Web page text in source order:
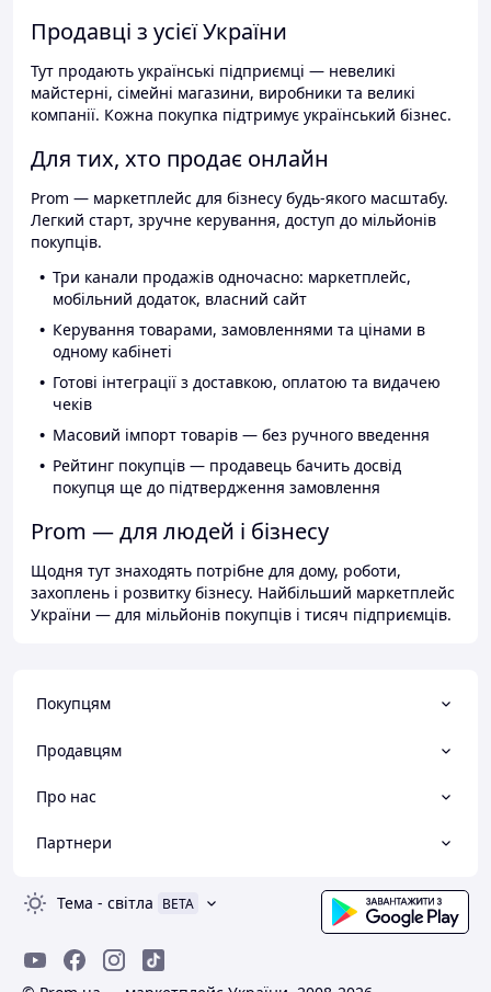
Продавці з усієї України
Тут продають українські підприємці — невеликі
майстерні, сімейні магазини, виробники та великі
компанії. Кожна покупка підтримує український бізнес.
Для тих, хто продає онлайн
Prom — маркетплейс для бізнесу будь-якого масштабу.
Легкий старт, зручне керування, доступ до мільйонів
покупців.
Три канали продажів одночасно: маркетплейс,
мобільний додаток, власний сайт
Керування товарами, замовленнями та цінами в
одному кабінеті
Готові інтеграції з доставкою, оплатою та видачею
чеків
Масовий імпорт товарів — без ручного введення
Рейтинг покупців — продавець бачить досвід
покупця ще до підтвердження замовлення
Prom — для людей і бізнесу
Щодня тут знаходять потрібне для дому, роботи,
захоплень і розвитку бізнесу. Найбільший маркетплейс
України — для мільйонів покупців і тисяч підприємців.
Покупцям
Продавцям
Про нас
Партнери
Тема - світла BETA